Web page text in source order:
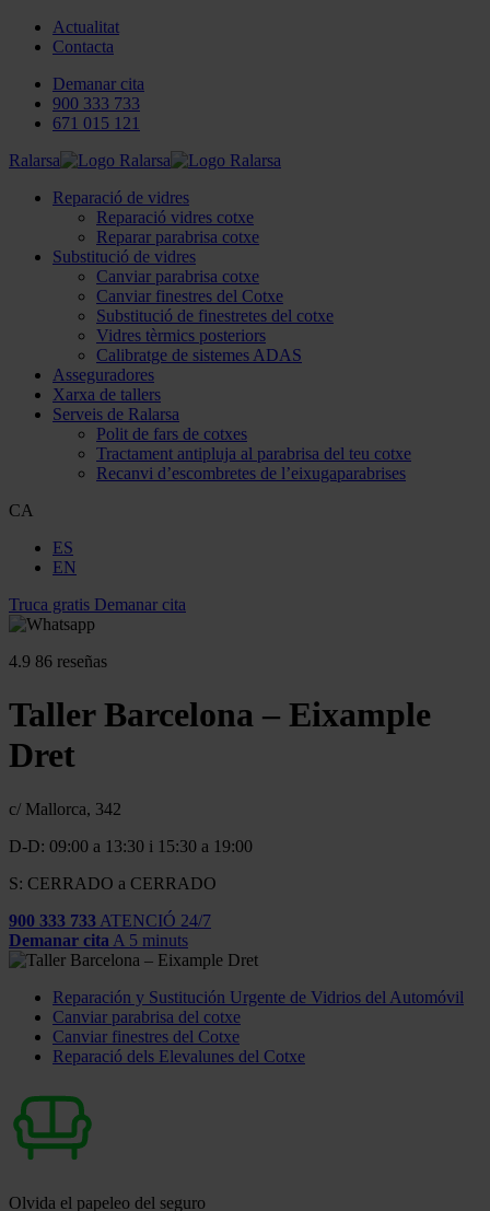
Actualitat
Contacta
Demanar cita
900 333 733
671 015 121
Ralarsa
Reparació de vidres
Reparació vidres cotxe
Reparar parabrisa cotxe
Substitució de vidres
Canviar parabrisa cotxe
Canviar finestres del Cotxe
Substitució de finestretes del cotxe
Vidres tèrmics posteriors
Calibratge de sistemes ADAS
Asseguradores
Xarxa de tallers
Serveis de Ralarsa
Polit de fars de cotxes
Tractament antipluja al parabrisa del teu cotxe
Recanvi d’escombretes de l’eixugaparabrises
CA
ES
EN
Truca gratis Demanar cita
4.9 86 reseñas
Taller Barcelona – Eixample
Dret
c/ Mallorca, 342
D-D: 09:00 a 13:30 i 15:30 a 19:00
S: CERRADO a CERRADO
900 333 733 ATENCIÓ 24/7
Demanar cita A 5 minuts
Reparación y Sustitución Urgente de Vidrios del Automóvil
Canviar parabrisa del cotxe
Canviar finestres del Cotxe
Reparació dels Elevalunes del Cotxe
Olvida el papeleo del seguro